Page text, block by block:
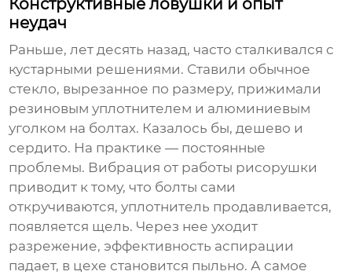
Конструктивные ловушки и опыт
неудач
Раньше, лет десять назад, часто сталкивался с
кустарными решениями. Ставили обычное
стекло, вырезанное по размеру, прижимали
резиновым уплотнителем и алюминиевым
уголком на болтах. Казалось бы, дешево и
сердито. На практике — постоянные
проблемы. Вибрация от работы рисорушки
приводит к тому, что болты сами
откручиваются, уплотнитель продавливается,
появляется щель. Через нее уходит
разрежение, эффективность аспирации
падает, в цехе становится пыльно. А самое